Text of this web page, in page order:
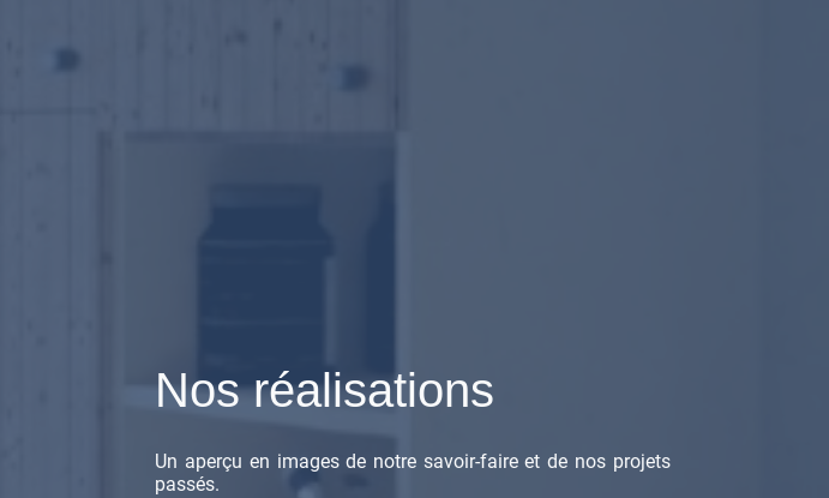
Nos réalisations
Un aperçu en images de notre savoir-faire et de nos projets
passés.